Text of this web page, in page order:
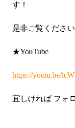
す！
是非ご覧ください
★YouTube
https://youtu.be/
宜しければ フォ